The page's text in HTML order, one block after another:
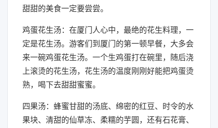
甜甜的美食一定要尝尝。
鸡蛋花生汤：在厦门人心中，最绝的花生料理，一
定是花生汤。游客们到厦门的第一顿早餐，大多会
来一碗鸡蛋花生汤。一个生鸡蛋打在碗里，随后浇
上滚烫的花生汤，花生汤的温度刚刚好能把鸡蛋烫
熟，喝下去甜甜蜜蜜。
四果汤：蜂蜜甘甜的汤底、绵密的红豆、时令的水
果块、清甜的仙草冻、柔糯的芋圆，还有石花膏、